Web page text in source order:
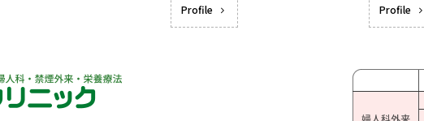
Profile Profile